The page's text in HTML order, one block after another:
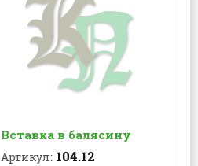
Вставка в балясину
Артикул: 104.12